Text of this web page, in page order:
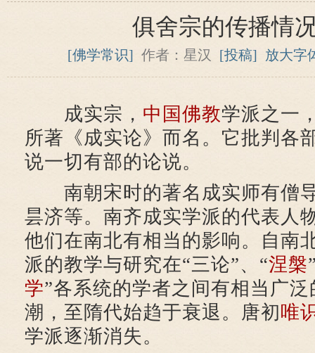
俱舍宗的传播情
[佛学常识] 作者：星汉 [投稿] 放大字
成实宗， 中国佛教学派之一
所著《成实论》而名。它批判各
说一切有部的论说。
南朝宋时的著名成实师有僧
昙济等。南齐成实学派的代表人
他们在南北有相当的影响。自南
派的教学与研究在“三论”、“涅槃
学”各系统的学者之间有相当广
潮，至隋代始趋于衰退。唐初唯
学派逐渐消失。